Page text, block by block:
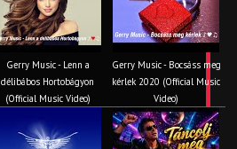
Gerry Music - Lenn a
délibábos Hortobágyon
(Official Music Video)
Gerry Music - Bocsáss meg
kérlek 2020 (Official Music
Video)